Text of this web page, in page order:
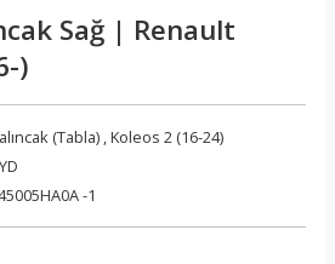
Sağ | Renault
)
(Tabla) ,Koleos 2 (16-24)
-1